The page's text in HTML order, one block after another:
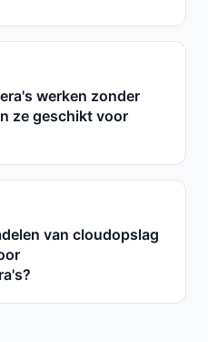
werken zonder
ze geschikt voor
van cloudopslag